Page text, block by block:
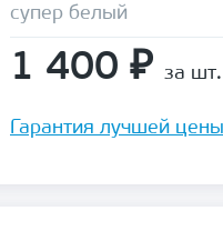
супер белый
1 400 ₽ за шт.
Гарантия лучшей